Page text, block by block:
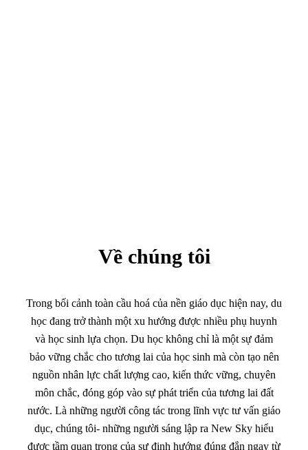
Về chúng tôi
Trong bối cảnh toàn cầu hoá của nền giáo dục hiện nay, du
học đang trở thành một xu hướng được nhiều phụ huynh
và học sinh lựa chọn. Du học không chỉ là một sự đảm
bảo vững chắc cho tương lai của học sinh mà còn tạo nên
nguồn nhân lực chất lượng cao, kiến thức vững, chuyên
môn chắc, đóng góp vào sự phát triển của tương lai đất
nước. Là những người công tác trong lĩnh vực tư vấn giáo
dục, chúng tôi- những người sáng lập ra New Sky hiểu
được tầm quan trọng của sự định hướng đúng đắn ngay từ